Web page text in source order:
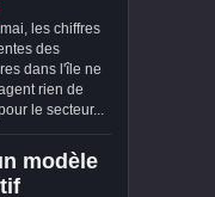
les chiffres
des
dans l'île ne
rien de
le secteur...
modèle